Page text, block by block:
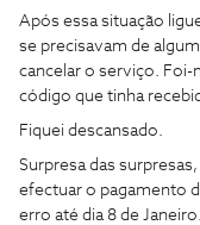
Após essa situação
se precisavam de
cancelar o serviço. Foi-
código que tinha
Fiquei descansado.
Surpresa das
efectuar o pagamento
erro até dia 8 de